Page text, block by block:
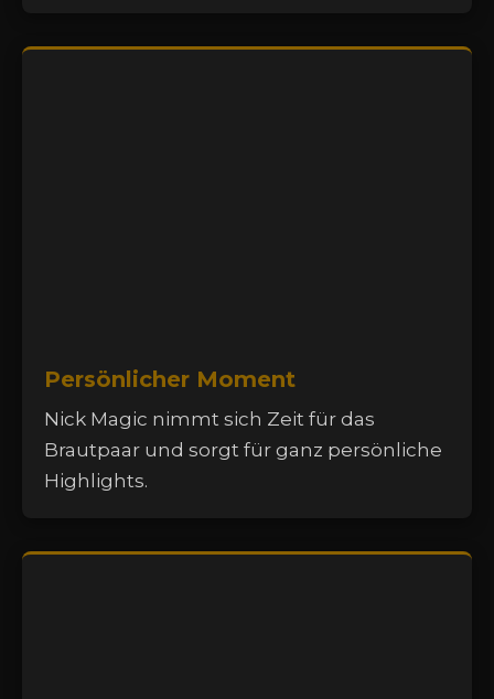
Persönlicher Moment
Nick Magic nimmt sich Zeit für das
Brautpaar und sorgt für ganz persönliche
Highlights.